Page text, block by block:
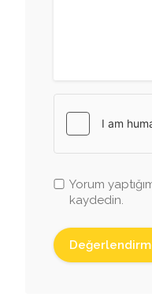
Yorum
kaydedin.